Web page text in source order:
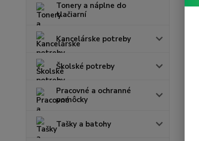
Tonery a náplne do
tlačiarní
Kancelárske potreby
Školské potreby
Pracovné a ochranné
pomôcky
Tašky a batohy